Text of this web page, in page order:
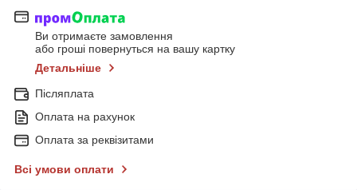
Ви отримаєте замовлення
або гроші повернуться на вашу картку
Детальніше
Післяплата
Оплата на рахунок
Оплата за реквізитами
Всі умови оплати